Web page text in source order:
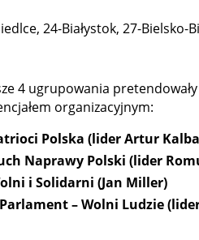
24-Białystok, 27-Bielsko-
4 ugrupowania
organizacyjnym:
Polska (lider Artur
Naprawy Polski (lider
i Solidarni (Jan Miller)
– Wolni Ludzie